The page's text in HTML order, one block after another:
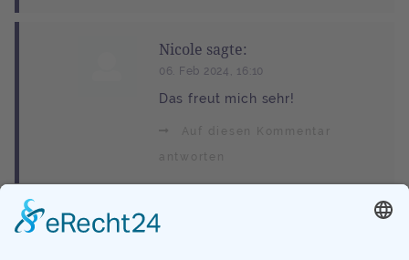
Nicole sagte:
06. Feb 2024, 16:10
Das freut mich sehr!
Auf diesen Kommentar
antworten
Nicole sagte: